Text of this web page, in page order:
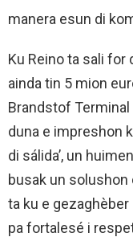
manera esun di
Ku Reino ta sali
ainda tin 5 mion
Brandstof Terminal
duna e impreshon
di sálida’, un
busak un solushon
ta ku e
pa fortalesé i